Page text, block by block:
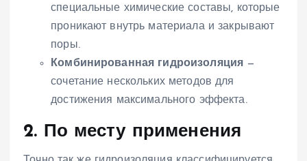
специальные химические составы, которые
проникают внутрь материала и закрывают
поры.
Комбинированная гидроизоляция —
сочетание нескольких методов для
достижения максимального эффекта.
2. По месту применения